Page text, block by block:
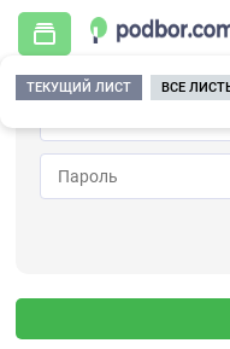
ТЕКУЩИЙ ЛИСТ ВСЕ
Главная / Контрольно-
Датчик